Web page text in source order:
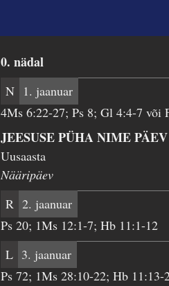
0. nädal
N 1. jaanuar
4Ms 6:22-27; Ps 8; Gl 4:4-7 või
JEESUSE PÜHA NIME PÄEV
Uusaasta
Nääripäev
R 2. jaanuar
Ps 20; 1Ms 12:1-7; Hb 11:1-12
L 3. jaanuar
Ps 72; 1Ms 28:10-22; Hb 11:13-